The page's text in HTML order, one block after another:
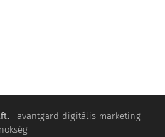
- avantgard digitális marketing